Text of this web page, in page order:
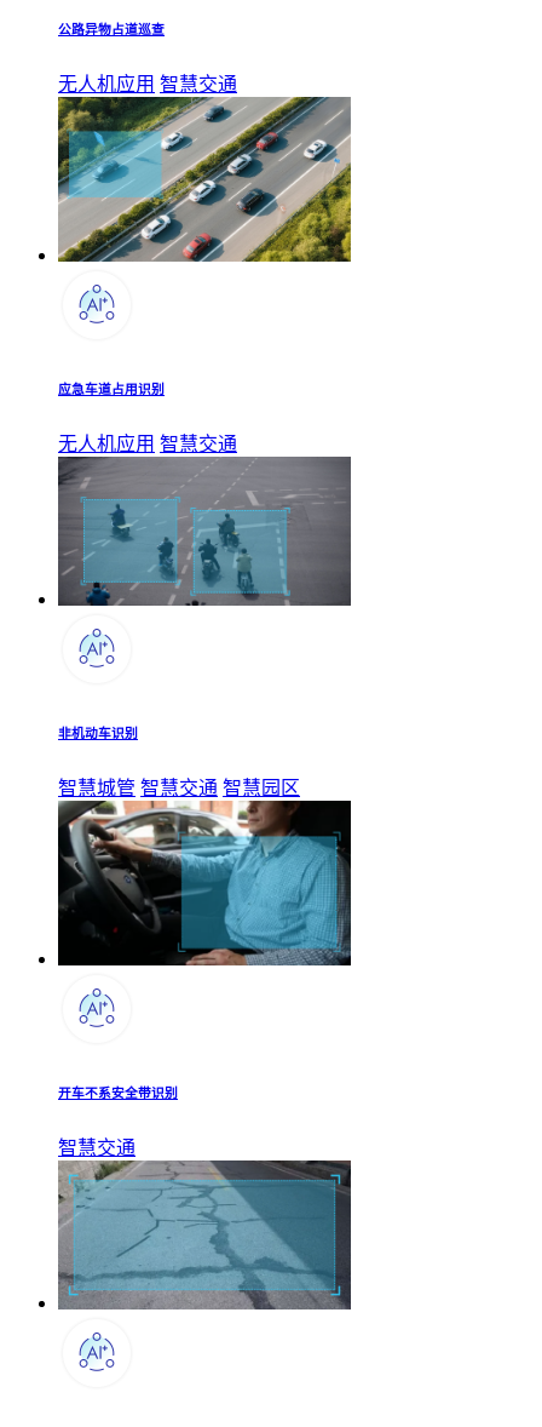
公路异物占道巡查
无人机应用 智慧交通
应急车道占用识别
无人机应用 智慧交通
非机动车识别
智慧城管 智慧交通 智慧园区
开车不系安全带识别
智慧交通